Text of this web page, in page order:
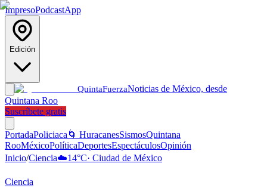
ImpresoPodcastApp
Edición
QuintaFuerzaNoticias de México, desde
Quintana Roo
Suscríbete gratis
PortadaPoliciaca 🌀 HuracanesSismosQuintana
RooMéxicoPolíticaDeportesEspectáculosOpinión
Inicio/Ciencia☁️14°C· Ciudad de México
Ciencia